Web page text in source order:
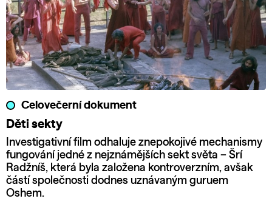
Celovečerní dokument
Děti sekty
Investigativní film odhaluje znepokojivé mechanismy
fungování jedné z nejznámějších sekt světa – Šrí
Radžníš, která byla založena kontroverzním, avšak
částí společnosti dodnes uznávaným guruem
Oshem.